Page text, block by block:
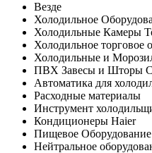
Везде
Холодильное
Холодильные Камеры
Холодильное торговое
Холодильные и
ПВХ Завесы и Шторы
Автоматика для
Расходные материалы
Инструмент
Кондиционеры Haier
Пищевое Оборудование
Нейтральное